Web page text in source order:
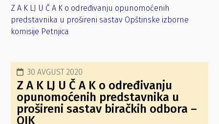
Z A K LJ U Č A K o određivanju opunomoćenih
predstavnika u prošireni sastav Opštinske izborne
komisije Petnjica
30 AVGUST 2020
Z A K LJ U Č A K o određivanju
opunomoćenih predstavnika u
prošireni sastav biračkih odbora –
OIK